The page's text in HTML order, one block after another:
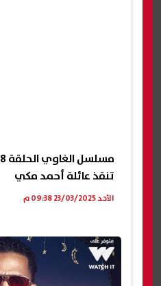
تنقذ عائلة أحمد مكي
الأحد 23/03/2025 09:38 م